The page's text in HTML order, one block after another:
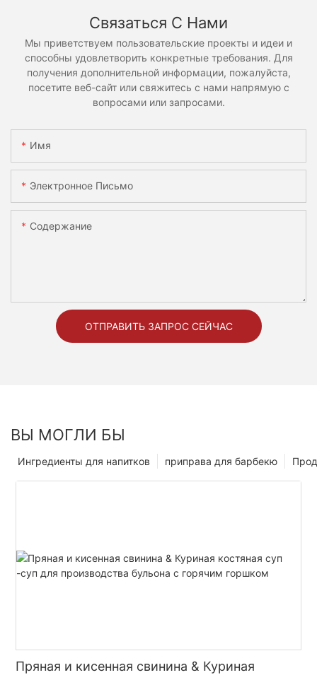
Связаться С Нами
Мы приветствуем пользовательские проекты и идеи и
способны удовлетворить конкретные требования. Для
получения дополнительной информации, пожалуйста,
посетите веб-сайт или свяжитесь с нами напрямую с
вопросами или запросами.
Имя
Электронное Письмо
Содержание
ОТПРАВИТЬ ЗАПРОС СЕЙЧАС
ВЫ МОГЛИ БЫ
приправа для барбекю
Ингредиенты для напитков
Пряная и кисенная свинина & Куриная